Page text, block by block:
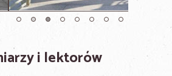
i lektorów